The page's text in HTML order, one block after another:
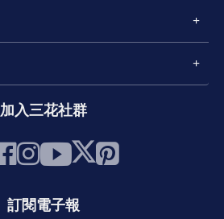
加入三花社群
訂閱電子報